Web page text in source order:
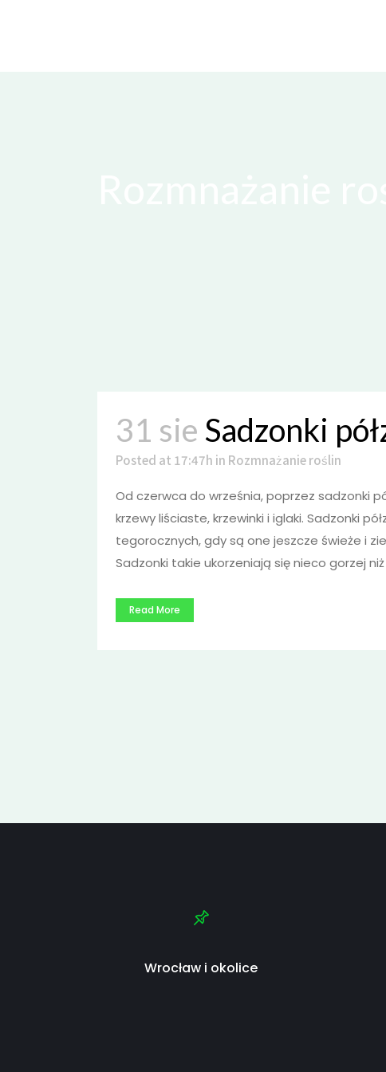
31 sie Sadzonki
Posted at 17:47h in Rozmnażanie roślin
Od czerwca do września, poprzez sadzonki
krzewy liściaste, krzewinki i iglaki. Sadzonki
tegorocznych, gdy są one jeszcze świeże i
Sadzonki takie ukorzeniają się nieco gorzej
Read More
Wrocław i okolice